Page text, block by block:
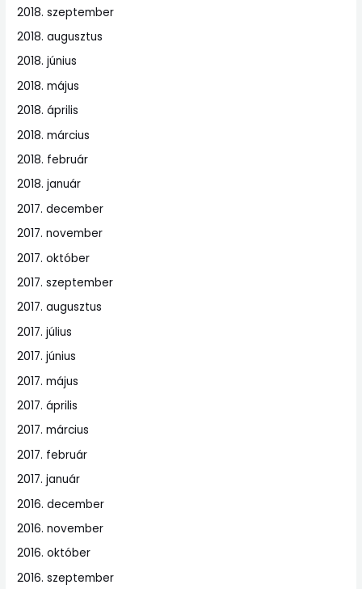
2018. szeptember
2018. augusztus
2018. június
2018. május
2018. április
2018. március
2018. február
2018. január
2017. december
2017. november
2017. október
2017. szeptember
2017. augusztus
2017. július
2017. június
2017. május
2017. április
2017. március
2017. február
2017. január
2016. december
2016. november
2016. október
2016. szeptember